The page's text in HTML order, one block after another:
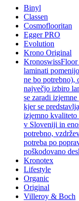
Binyl
Classen
Cosmoflooritan
Egger PRO
Evolution
Krono Original
KronoswissFloor
laminati
ne bo potrebno),
največjo izbiro
se zaradi
kjer se
izjemno kvaliteto
v Sloveniji in
potrebno,
potreba po
poškodovano
Kronotex
Lifestyle
Organic
Original
Villeroy & Boch